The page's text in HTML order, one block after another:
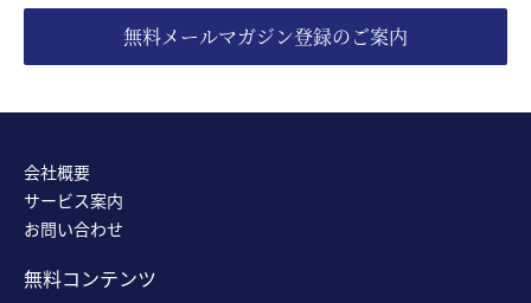
無料メールマガジン登録のご案内
会社概要
サービス案内
お問い合わせ
無料コンテンツ